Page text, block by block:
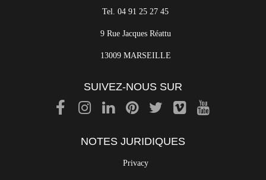
Tel. 04 91 25 27 45
9 Rue Jacques Réattu
13009 MARSEILLE
SUIVEZ-NOUS SUR
NOTES JURIDIQUES
Privacy